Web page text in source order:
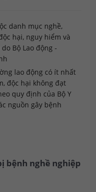
danh mục nghề,
hại, nguy hiểm và
Bộ Lao động -
lao động có ít nhất
độc hại không đạt
quy định của Bộ Y
nguồn gây bệnh
bệnh nghề nghiệp